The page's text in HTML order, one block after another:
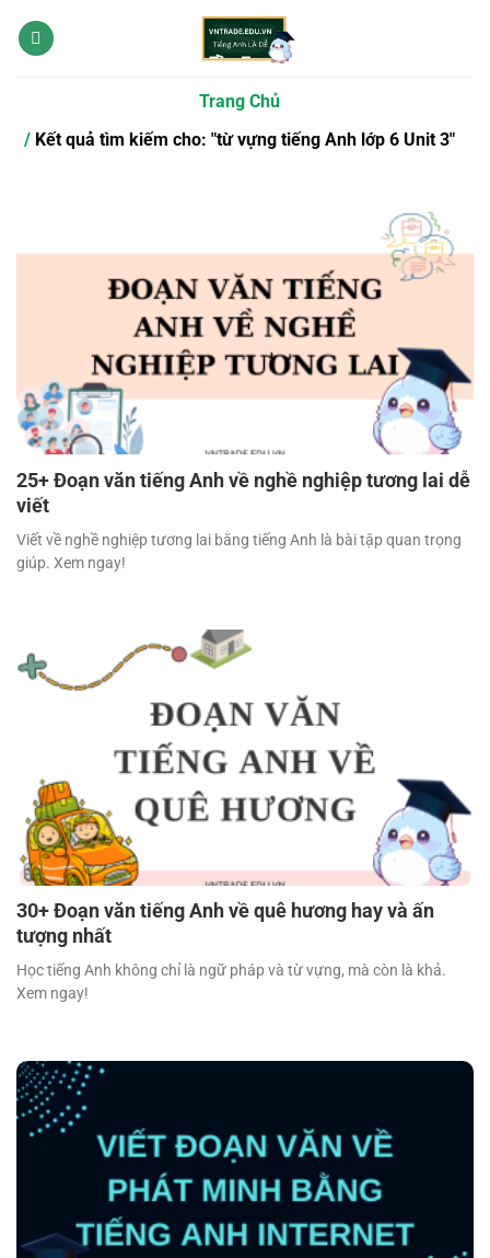
qua
Trang Chủ
Kết quả tìm kiếm cho: "từ vựng tiếng Anh lớp 6 Unit 3"
25+ Đoạn văn tiếng Anh về nghề nghiệp tương lai dễ
viết
Viết về nghề nghiệp tương lai bằng tiếng Anh là bài tập quan trọng
giúp. Xem ngay!
30+ Đoạn văn tiếng Anh về quê hương hay và ấn
tượng nhất
Học tiếng Anh không chỉ là ngữ pháp và từ vựng, mà còn là khả.
Xem ngay!